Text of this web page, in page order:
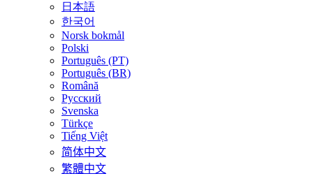
日本語
한국어
Norsk bokmål
Polski
Português (PT)
Português (BR)
Română
Русский
Svenska
Türkçe
Tiếng Việt
简体中文
繁體中文